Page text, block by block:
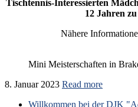
Tischtennis-Interessierten
12 Jahren
Nähere
Mini Meisterschaften in
8. Januar 2023 Read more
Willkommen bei der DJK